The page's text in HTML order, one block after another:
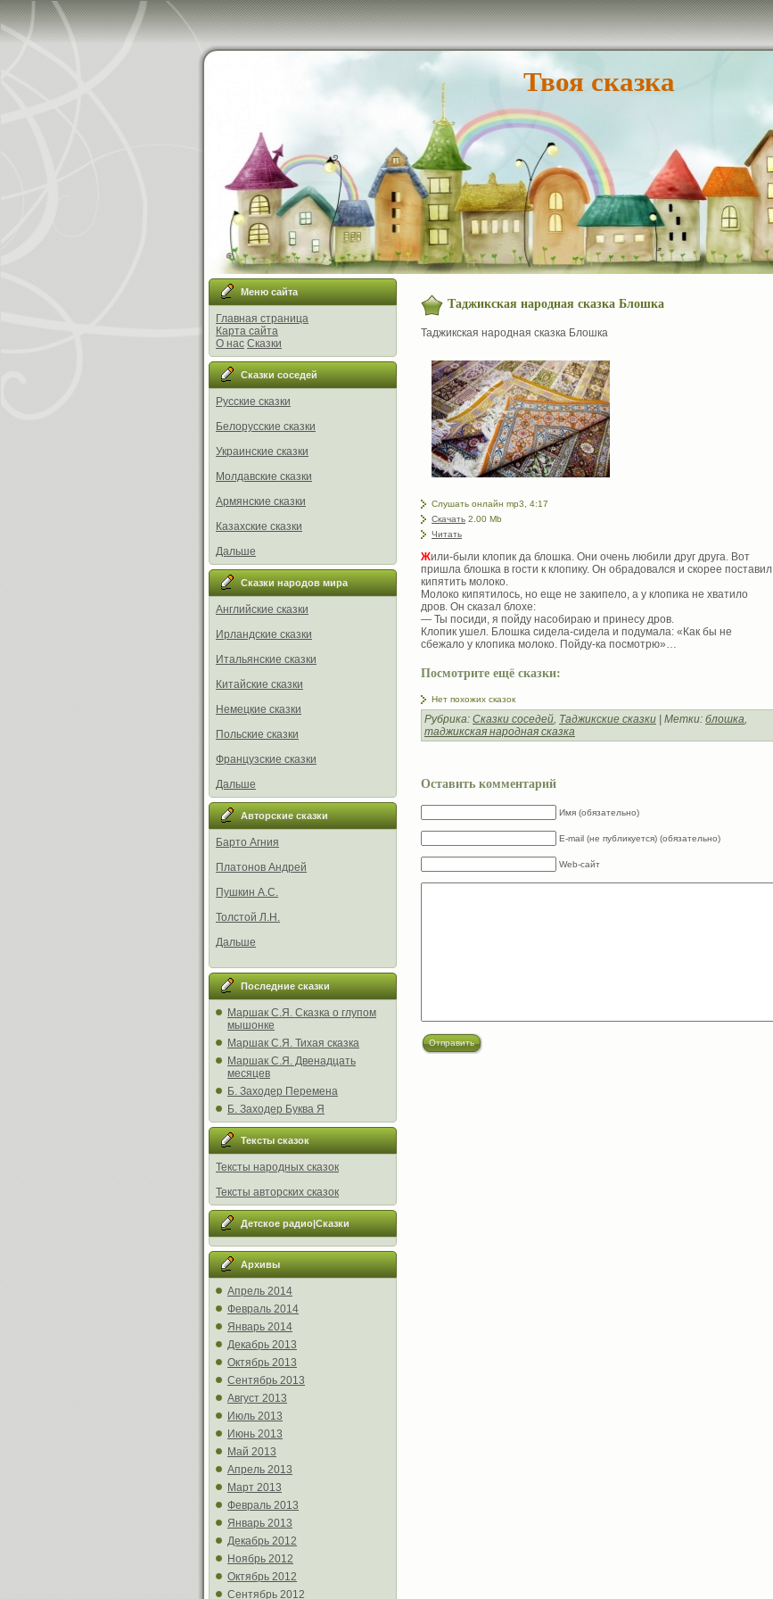
Твоя сказка
Меню сайта
Главная страница
Карта сайта
О нас Сказки
Сказки соседей
Русские сказки
Белорусские сказки
Украинские сказки
Молдавские сказки
Армянские сказки
Казахские сказки
Дальше
Сказки народов мира
Английские сказки
Ирландские сказки
Итальянские сказки
Китайские сказки
Немецкие сказки
Польские сказки
Французские сказки
Дальше
Авторские сказки
Барто Агния
Платонов Андрей
Пушкин А.С.
Толстой Л.Н.
Дальше
Последние сказки
Маршак С.Я. Сказка о глупом
мышонке
Маршак С.Я. Тихая сказка
Маршак С.Я. Двенадцать
месяцев
Б. Заходер Перемена
Б. Заходер Буква Я
Тексты сказок
Тексты народных сказок
Тексты авторских сказок
Детское радио|Сказки
Архивы
Апрель 2014
Февраль 2014
Январь 2014
Декабрь 2013
Октябрь 2013
Сентябрь 2013
Август 2013
Июль 2013
Июнь 2013
Май 2013
Апрель 2013
Март 2013
Февраль 2013
Январь 2013
Декабрь 2012
Ноябрь 2012
Октябрь 2012
Сентябрь 2012
Таджикская народная сказка Блошка
Таджикская народная сказка Блошка
Слушать онлайн mp3, 4:17
Скачать 2.00 Mb
Читать
Жили-были клопик да блошка. Они очень любили друг друга. Вот
пришла блошка в гости к клопику. Он обрадовался и скорее поставил
кипятить молоко.
Молоко кипятилось, но еще не закипело, а у клопика не хватило
дров. Он сказал блохе:
— Ты посиди, я пойду насобираю и принесу дров.
Клопик ушел. Блошка сидела-сидела и подумала: «Как бы не
сбежало у клопика молоко. Пойду-ка посмотрю»…
Посмотрите ещё сказки:
Нет похожих сказок
Рубрика: Сказки соседей, Таджикские сказки | Метки: блошка,
таджикская народная сказка
Оставить комментарий
Имя (обязательно)
E-mail (не публикуется) (обязательно)
Web-сайт
Отправить